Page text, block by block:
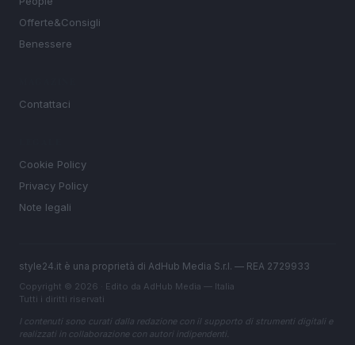
Offerte&Consigli
Benessere
Contattaci
Cookie Policy
Privacy Policy
Note legali
style24.it è una proprietà di AdHub Media S.r.l. — REA 2729933
Copyright © 2026 · Edito da AdHub Media — Italia
Tutti i diritti riservati
I contenuti sono curati dalla redazione con il supporto di strumenti digitali e
realizzati in collaborazione con autori indipendenti.